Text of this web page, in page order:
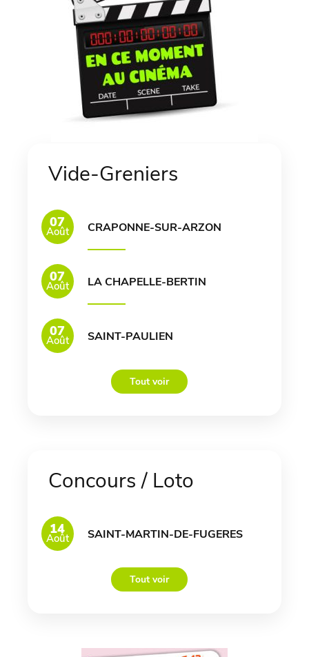
Vide-Greniers
07
Août CRAPONNE-SUR-ARZON
07
Août LA CHAPELLE-BERTIN
07
Août SAINT-PAULIEN
Tout voir
Concours / Loto
14
Août SAINT-MARTIN-DE-FUGERES
Tout voir